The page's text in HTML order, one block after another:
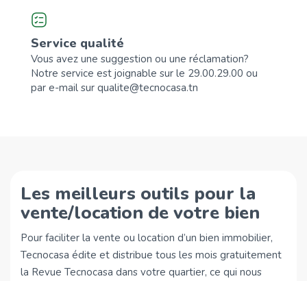
Service qualité
Vous avez une suggestion ou une réclamation?
Notre service est joignable sur le 29.00.29.00 ou
par e-mail sur qualite@tecnocasa.tn
Les meilleurs outils pour la
vente/location de votre bien
Pour faciliter la vente ou location d’un bien immobilier,
Tecnocasa édite et distribue tous les mois gratuitement
la Revue Tecnocasa dans votre quartier, ce qui nous